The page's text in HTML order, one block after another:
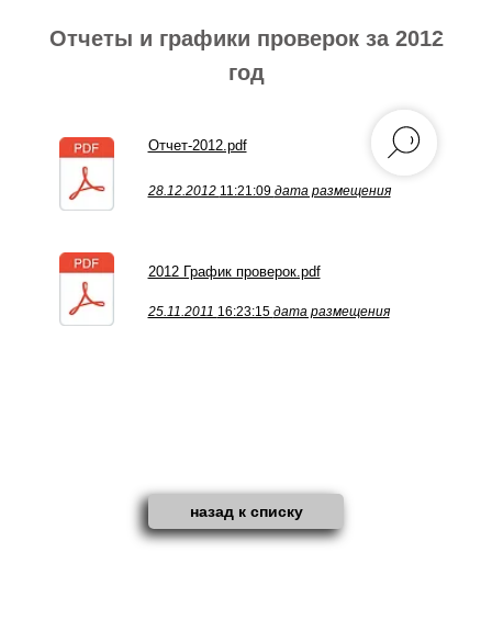
Отчет-2012.pdf
28.12.2012 11:21:09 дата размещения
2012 График проверок.pdf
25.11.2011 16:23:15 дата размещения
Отчеты и графики проверок за 2012
год
назад к списку